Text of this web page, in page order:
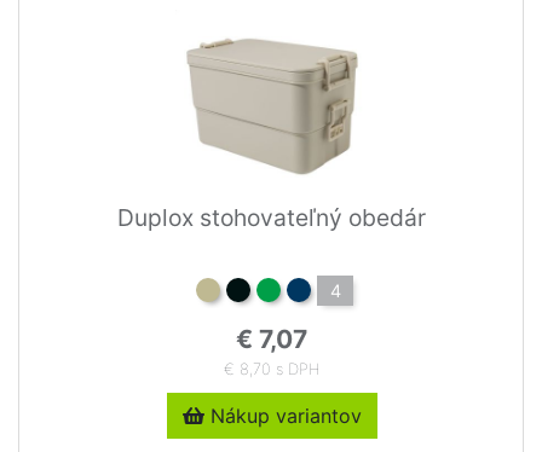
Duplox stohovateľný obedár
4
€ 7,07
€ 8,70 s DPH
Nákup variantov